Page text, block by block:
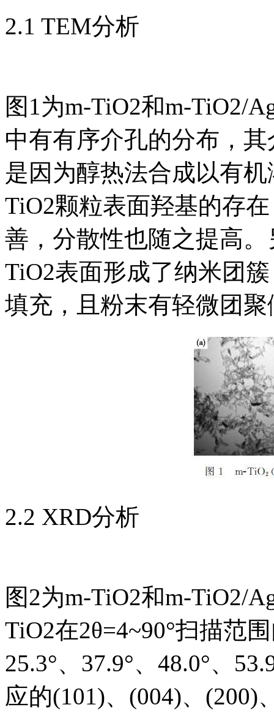
2.1 TEM分析
图1为m-TiO2和m-TiO2/
中有有序介孔的分布，
是因为醇热法合成以有
TiO2颗粒表面羟基的存
善，分散性也随之提高
TiO2表面形成了纳米团
填充，且粉末有轻微团聚
2.2 XRD分析
图2为m-TiO2和m-TiO2/
TiO2在2θ=4~90°扫描范
25.3°、37.9°、48.0°、
应的(101)、(004)、(200)